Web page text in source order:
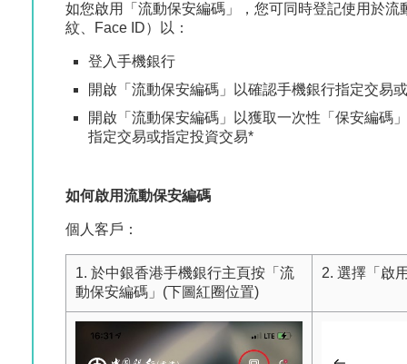
如您啟用「流動保安編碼」，您可同時登記使用於
紋、Face ID）以：
登入手機銀行
開啟「流動保安編碼」以確認手機銀行指定交易
開啟「流動保安編碼」以獲取一次性「保安編碼
指定交易或指定投資交易*
如何啟用流動保安編碼
個人客戶：
1. 於中銀香港手機銀行主頁按「流
動保安編碼」(下圖紅圈位置)
2. 選擇「啟